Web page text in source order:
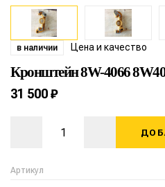
в наличии Цена и качество
Кронштейн 8W-4066
Артикул
31 500 ₽